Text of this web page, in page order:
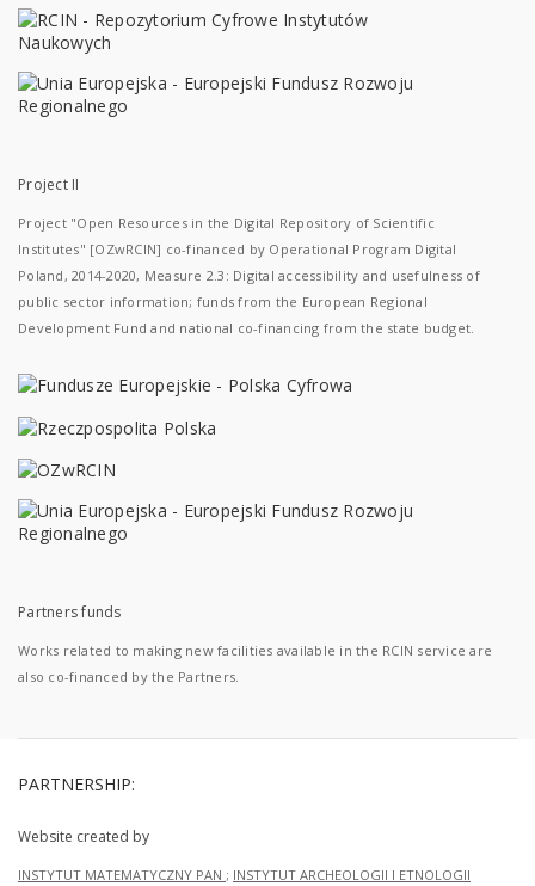
Project II
Project "Open Resources in the Digital Repository of Scientific
Institutes" [OZwRCIN] co-financed by Operational Program Digital
Poland, 2014-2020, Measure 2.3: Digital accessibility and usefulness of
public sector information; funds from the European Regional
Development Fund and national co-financing from the state budget.
Partners funds
Works related to making new facilities available in the RCIN service are
also co-financed by the Partners.
PARTNERSHIP:
Website created by
INSTYTUT MATEMATYCZNY PAN ; INSTYTUT ARCHEOLOGII I ETNOLOGII